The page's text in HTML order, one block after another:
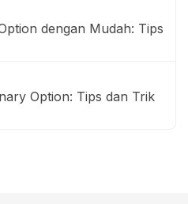
dengan Mudah: Tips
Option: Tips dan Trik